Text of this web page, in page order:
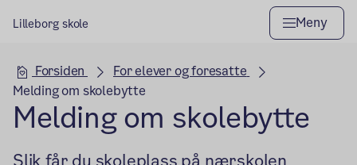
Lilleborg skole Meny
Hovedseksjon
Forsiden
For elever og foresatte
Melding om skolebytte
Melding om skolebytte